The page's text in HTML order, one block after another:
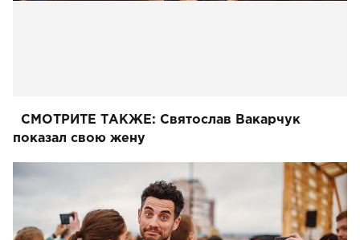
СМОТРИТЕ ТАКЖЕ: Святослав Вакарчук
показал свою жену